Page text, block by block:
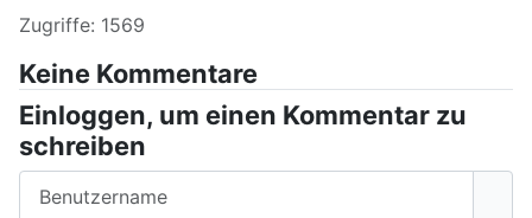
Zugriffe: 1569
Keine Kommentare
Einloggen, um einen Kommentar zu
schreiben